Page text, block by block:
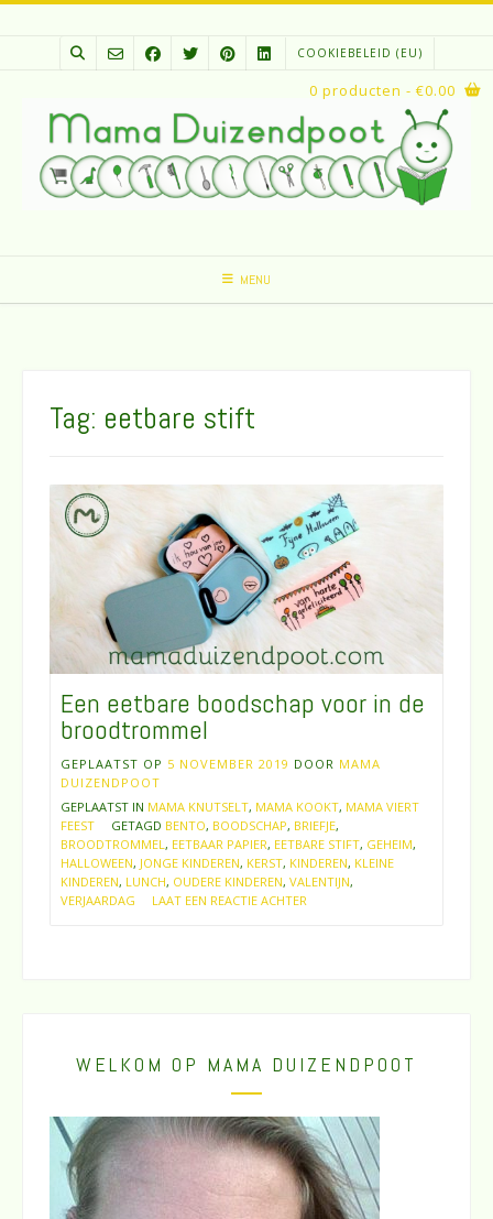
Spring
COOKIEBELEID (EU)
MENU
0 producten - €0.00
Tag: eetbare stift
Een eetbare boodschap voor in de
broodtrommel
GEPLAATST OP 5 NOVEMBER 2019 DOOR MAMA
DUIZENDPOOT
GEPLAATST IN MAMA KNUTSELT, MAMA KOOKT, MAMA VIERT
FEEST
GETAGD BENTO, BOODSCHAP, BRIEFJE,
BROODTROMMEL, EETBAAR PAPIER, EETBARE STIFT, GEHEIM,
HALLOWEEN, JONGE KINDEREN, KERST, KINDEREN, KLEINE
KINDEREN, LUNCH, OUDERE KINDEREN, VALENTIJN,
VERJAARDAG
LAAT EEN REACTIE ACHTER
WELKOM OP MAMA DUIZENDPOOT